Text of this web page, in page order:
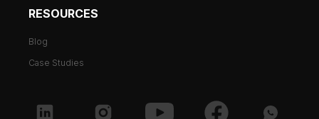
RESOURCES
Blog
Case Studies